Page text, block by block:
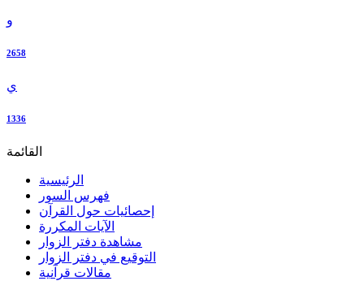
و
2658
ي
1336
القائمة
الرئيسية
فهرس السور
إحصائيات حول القرآن
الآيات المكررة
مشاهدة دفتر الزوار
التوقيع في دفتر الزوار
مقالات قرآنية